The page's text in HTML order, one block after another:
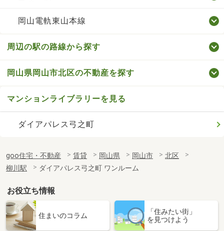
岡山電軌東山本線
周辺の駅の路線から探す
岡山県岡山市北区の不動産を探す
マンションライブラリーを見る
ダイアパレス弓之町
goo住宅・不動産 賃貸 岡山県 岡山市
北区
柳川駅
ダイアパレス弓之町 ワンルーム
お役立ち情報
住まいのコラム
「住みたい街」
を見つけよう